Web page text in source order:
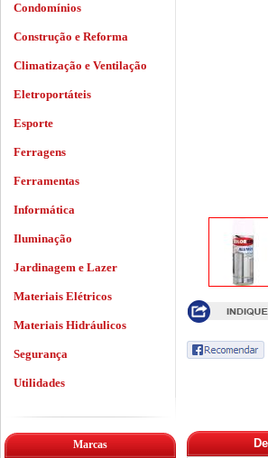
Condomínios
Construção e Reforma
Climatização e Ventilação
Eletroportáteis
Esporte
Ferragens
Ferramentas
Informática
Iluminação
Jardinagem e Lazer
Materiais Elétricos
Materiais Hidráulicos
Segurança
Utilidades
Marcas